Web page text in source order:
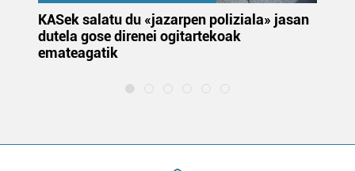
KASek salatu du «jazarpen poliziala» jasan
dutela gose direnei ogitartekoak
emateagatik